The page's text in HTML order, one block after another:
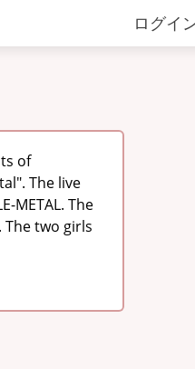
ログイ
of
The live
METAL. The
two girls